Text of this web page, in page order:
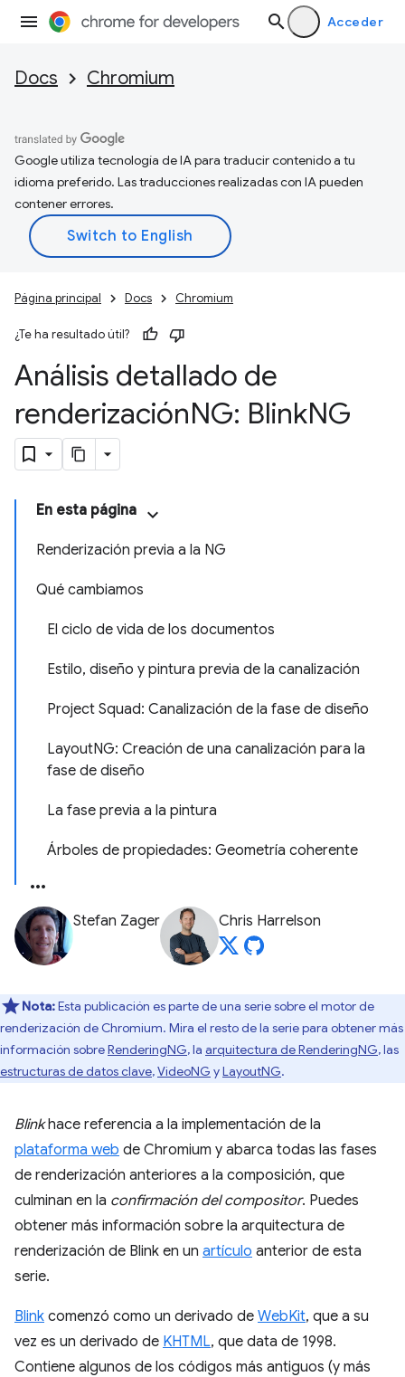
Acceder
Docs Chromium
Google utiliza tecnología de IA para traducir contenido a tu
idioma preferido. Las traducciones realizadas con IA pueden
contener errores.
Página principal Docs Chromium
¿Te ha resultado útil?
Análisis detallado de
renderizaciónNG: BlinkNG
En esta página
Renderización previa a la NG
Qué cambiamos
El ciclo de vida de los documentos
Estilo, diseño y pintura previa de la canalización
Project Squad: Canalización de la fase de diseño
LayoutNG: Creación de una canalización para la
fase de diseño
La fase previa a la pintura
Árboles de propiedades: Geometría coherente
Stefan Zager Chris Harrelson
Nota:Esta publicación es parte de una serie sobre el motor de
renderización de Chromium. Mira el resto de la serie para obtener más
información sobreRenderingNG, la arquitectura de RenderingNG, las
estructuras de datos clave,VideoNG yLayoutNG.
Blinkhace referencia a la implementación de la
plataforma web de Chromium y abarca todas las fases
de renderización anteriores a la composición, que
culminan en la confirmación del compositor. Puedes
obtener más información sobre la arquitectura de
renderización de Blink en un artículo anterior de esta
serie.
Blink comenzó como un derivado de WebKit, que a su
vez es un derivado de KHTML, que data de 1998.
Contiene algunos de los códigos más antiguos (y más